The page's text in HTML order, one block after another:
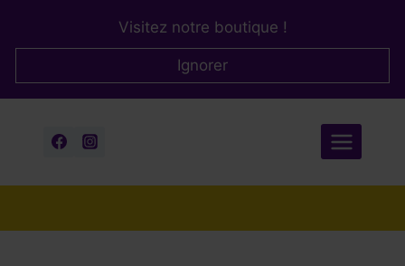
Visitez notre boutique !
Ignorer